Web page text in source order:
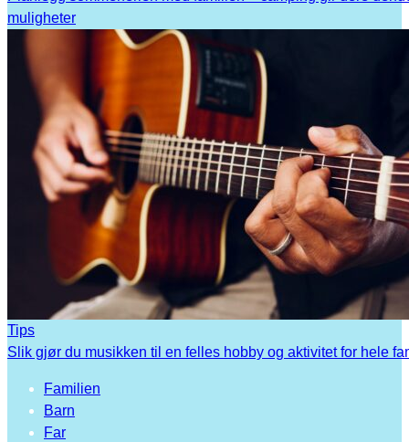
muligheter
Tips
Slik gjør du musikken til en felles hobby og aktivitet for hele
Familien
Barn
Far